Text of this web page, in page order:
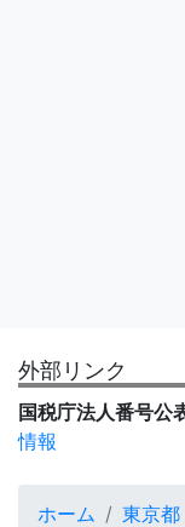
外部リンク
国税庁法人番号公
情報
ホーム 東京都